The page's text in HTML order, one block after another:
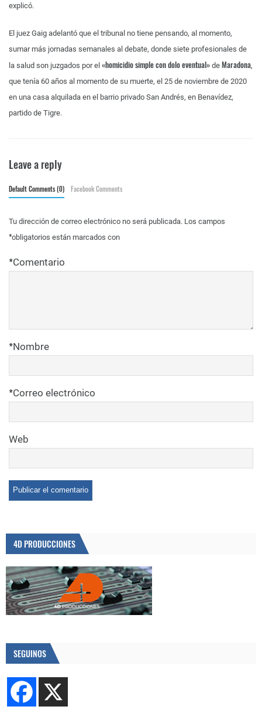
explicó.
El juez Gaig adelantó que el tribunal no tiene pensando, al momento,
sumar más jornadas semanales al debate, donde siete profesionales de
la salud son juzgados por el «homicidio simple con dolo eventual» de Maradona,
que tenía 60 años al momento de su muerte, el 25 de noviembre de 2020
en una casa alquilada en el barrio privado San Andrés, en Benavídez,
partido de Tigre.
Leave a reply
Default Comments (0) Facebook Comments
Tu dirección de correo electrónico no será publicada. Los campos
obligatorios están marcados con
*
Comentario
*
Nombre
*
Correo electrónico
*
Web
4D PRODUCCIONES
SEGUINOS